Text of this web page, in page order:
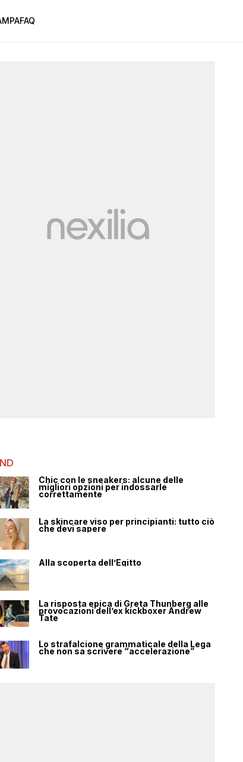
FAQ
Chic con le sneakers: alcune delle
migliori opzioni per indossarle
correttamente
La skincare viso per principianti: tutto ciò
che devi sapere
Alla scoperta dell’Egitto
La risposta epica di Greta Thunberg alle
provocazioni dell’ex kickboxer Andrew
Tate
Lo strafalcione grammaticale della Lega
che non sa scrivere “accelerazione”